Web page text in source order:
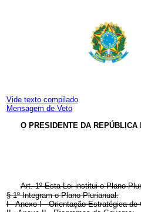
Vide texto compilado
Mensagem de Veto
O PRESIDENTE DA REPÚBLICA
Art. 1º Esta Lei institui o Plano
§ 1º Integram o Plano Plurianual:
I - Anexo I - Orientação Estratégica de